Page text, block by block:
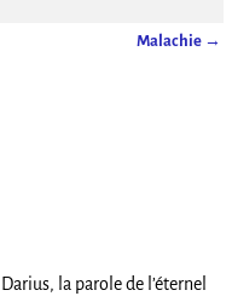
Malachie →
la parole de l’éternel